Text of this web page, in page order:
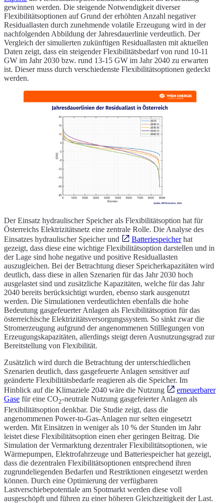
gewinnen werden. Die steigende Notwendigkeit diverser
Flexibilitätsoptionen auf Grund der erhöhten Anzahl negativer
Residuallasten durch zunehmende volatile Erzeugung wird in der
nachfolgenden Abbildung der Jahresdauerlinie verdeutlich. Der
Vergleich der simulierten zukünftigen Residuallasten mit aktuellen
Daten zeigt, dass ein steigender Flexibilitätsbedarf von rund 10-11
GW im Jahr 2030 bzw. rund 13-15 GW im Jahr 2040 zu erwarten
ist. Dieser muss durch verschiedenste Flexibilitätsoptionen gedeckt
werden.
Der Einsatz hydraulischer Speicher als Flexibilitätsoption hat für
Österreichs Elektrizitätsnetz eine zentrale Rolle. Die Analyse des
Einsatzes hydraulischer Speicher und
Batteriespeicherhat
gezeigt, dass diese eine wichtige Flexibilitätsoption darstellen und in
der Lage sind hohe negative und positive Residuallasten
auszugleichen. Bei der Betrachtung dieser Speicherkapazitäten wird
deutlich, dass diese in allen Szenarien für das Jahr 2030 hoch
ausgelastet sind und zusätzliche Kapazitäten, welche für das Jahr
2040 bereits berücksichtigt wurden, ebenso stark ausgenutzt
werden. Die Simulationen verdeutlichten ebenfalls die hohe
Bedeutung gasgefeuerter Anlagen als Flexibilitätsoption für das
österreichische Elektrizitätsversorgungssystem. So sinkt zwar die
Stromerzeugung aufgrund der angenommenen Stilllegungen von
Erzeugungskapazitäten, allerdings steigt deren Ausnutzungsgrad zur
Bereitstellung von Flexibilität.
Zusätzlich wird durch die Betrachtung der unterschiedlichen
Szenarien deutlich, dass gasgefeuerte Anlagen sensitiver auf
geänderte Flexibilitätsbedarfe reagieren als die Speicher. Im
Hinblick auf die Klimaziele 2040 wäre die Nutzung
erneuerbarer
Gase für eine CO2-neutrale Nutzung gasgefeierter Anlagen als
Flexibilitätsoption denkbar. Die Studie zeigt, dass die
angenommenen Power-to-Gas-Anlagen nur selten eingesetzt
werden. Mit Einsätzen in weniger als 10 % der Stunden im Jahr
leistet diese Flexibilitätsoption einen eher geringen Beitrag. Die
Simulation der Vermarktung dezentraler Flexibilitätsoptionen, wie
Wärmepumpen, Elektrofahrzeuge und Batteriespeicher hat gezeigt,
dass die dezentralen Flexibilitätsoptionen entsprechend ihren
zugrundeliegenden Bedarfen und Restriktionen eingesetzt werden
können. Durch eine Optimierung der verfügbaren
Lastverschiebepotentiale am Spotmarkt werden diese voll
ausgeschöpft und führen zu einer höheren Gleichzeitigkeit der Last.